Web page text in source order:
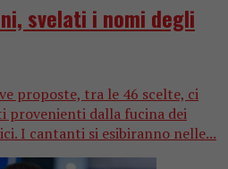
svelati i nomi degli
proposte, tra le 46 scelte, ci
provenienti dalla fucina dei
I cantanti si esibiranno nelle...